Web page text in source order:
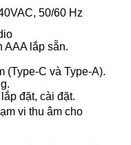
50/60 Hz
AAA lắp sẵn.
(Type-C và Type-A).
đặt, cài đặt.
vi thu âm cho